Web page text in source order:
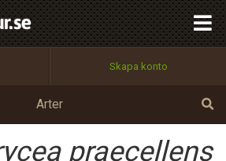
Skapa konto
Arter
praecellens
Utför
100%
OK
Tillbaka till förstasidan